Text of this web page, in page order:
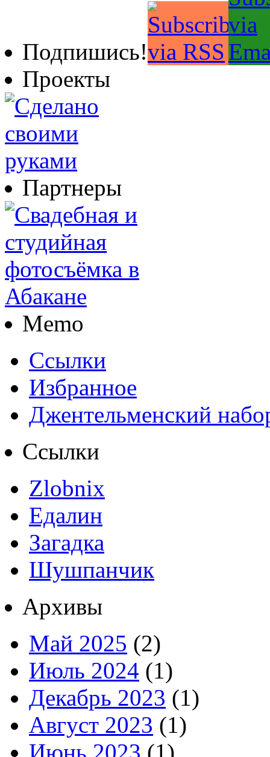
Подпишись!
Проекты
Партнеры
Memo
Ссылки
Избранное
Джентельменский
Ссылки
Zlobnix
Едалин
Загадка
Шушпанчик
Архивы
Май 2025 (2)
Июль 2024 (1)
Декабрь 2023 (1)
Август 2023 (1)
Июнь 2023 (1)